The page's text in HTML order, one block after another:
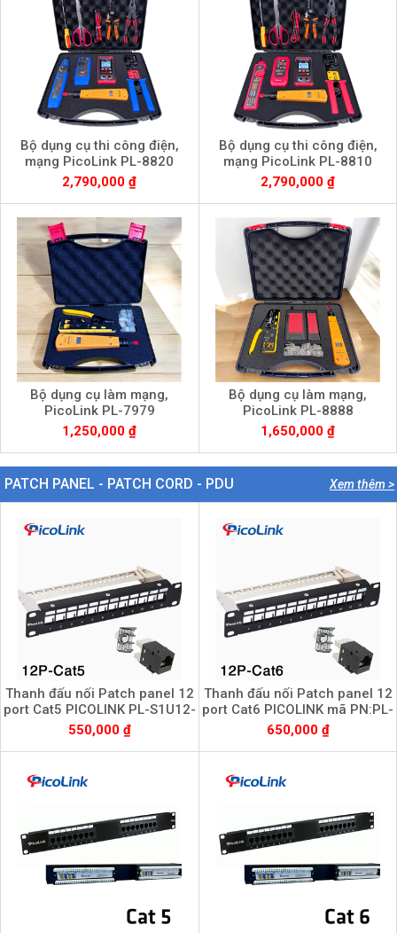
Bộ dụng cụ thi công điện,
mạng PicoLink PL-8820
2,790,000 ₫
Bộ dụng cụ thi công điện,
mạng PicoLink PL-8810
2,790,000 ₫
Bộ dụng cụ làm mạng,
PicoLink PL-7979
1,250,000 ₫
Bộ dụng cụ làm mạng,
PicoLink PL-8888
1,650,000 ₫
Xem thêm >
PATCH PANEL - PATCH CORD - PDU
Thanh đấu nối Patch panel 12
port Cat5 PICOLINK PL-S1U12-
C5
550,000 ₫
Thanh đấu nối Patch panel 12
port Cat6 PICOLINK mã PN:PL-
S1U12 -C6
650,000 ₫